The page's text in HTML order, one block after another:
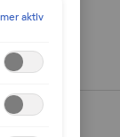
aktiv